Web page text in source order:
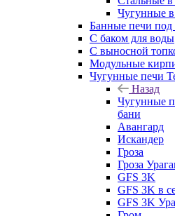
Чугунные
Банные печи
С баком для воды
С выносной
Модульные
Чугунные печи
Назад
Чугунные
бани
Авангард
Искандер
Гроза
Гроза
GFS 3K
GFS 3K в
GFS 3K